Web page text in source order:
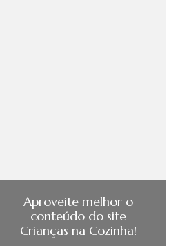
Aproveite melhor o
conteúdo do site
Crianças na Cozinha!